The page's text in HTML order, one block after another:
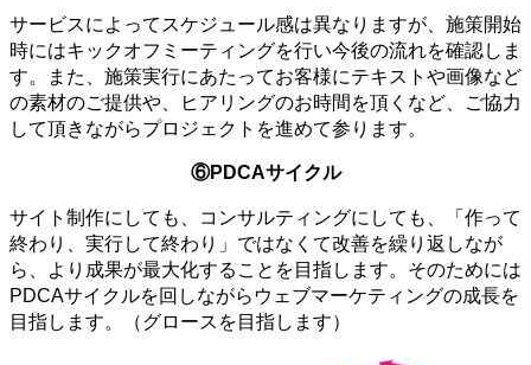
サービスによってスケジュール感は異なりますが、施策開始
時にはキックオフミーティングを行い今後の流れを確認しま
す。また、施策実行にあたってお客様にテキストや画像など
の素材のご提供や、ヒアリングのお時間を頂くなど、ご協力
して頂きながらプロジェクトを進めて参ります。
⑥PDCAサイクル
サイト制作にしても、コンサルティングにしても、「作って
終わり、実行して終わり」ではなくて改善を繰り返しなが
ら、より成果が最大化することを目指します。そのためには
PDCAサイクルを回しながらウェブマーケティングの成長を
目指します。（グロースを目指します）